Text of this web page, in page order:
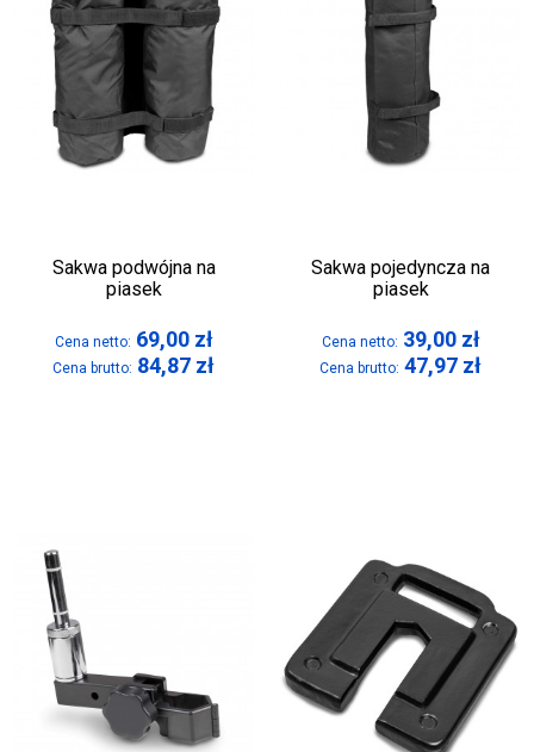
Sakwa podwójna na
piasek
Cena netto: 69,00 zł
Cena brutto: 84,87 zł
Sakwa pojedyncza na
piasek
Cena netto: 39,00 zł
Cena brutto: 47,97 zł